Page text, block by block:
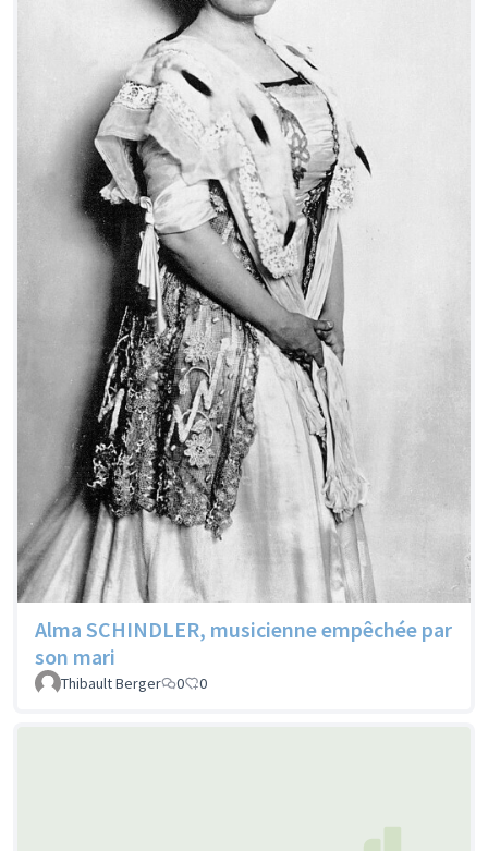
Alma SCHINDLER, musicienne empêchée par
son mari
Thibault Berger 0 0